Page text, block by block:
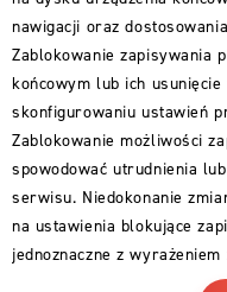
nawigacji oraz
Zablokowanie zapisywania
końcowym lub ich
skonfigurowaniu ustawień
Zablokowanie możliwości
spowodować utrudnienia
serwisu. Niedokonanie
na ustawienia blokujące
jednoznaczne z